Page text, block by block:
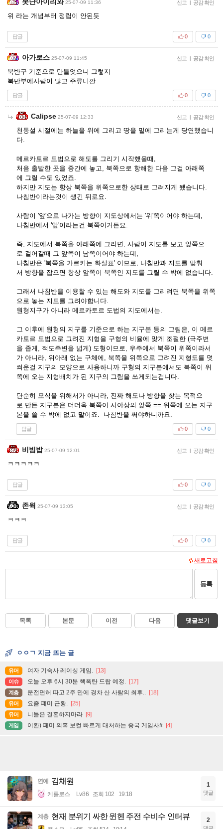
25-07-09 11:36 신고 | 공감 확인
위 라는 개념부터 정립이 안된듯
답글 0
0
아가로스 25-07-09 11:45 신고 | 공감 확인
북반구 기준으로 만들엇으니 그렇지
북반부에사람이 많고 주류니깐
답글 0
0
Calipse 25-07-09 12:33 신고 | 공감 확인
천동설 시절에는 하늘을 위에 그리고 땅을 밑에 그리는게 당연했습니
다.
메르카토르 도법으로 해도를 그리기 시작했을때,
처음 출발한 곳을 중간에 놓고, 북쪽으로 항해한 다음 그걸 아래쪽
에 그릴 수도 있었죠.
하지만 지도는 항상 북쪽을 위쪽으로한 상태로 그려지게 됐습니다.
나침반이라는것이 생긴 뒤로요.
사람이 '앞'으로 나가는 방향이 지도상에서는 '위'쪽이어야 하는데,
나침반에서 '앞'이라는건 북쪽이거든요.
즉, 지도에서 북쪽을 아래쪽에 그리면, 사람이 지도를 보고 앞쪽으
로 걸어갈때 그 앞쪽이 남쪽이어야 하는데,
나침반은 '북쪽을 가르키는 화살표' 이므로, 나침반과 지도를 맞춰
서 방향을 잡으면 항상 앞쪽이 북쪽인 지도를 그릴 수 밖에 없습니다.
그래서 나침반을 이용할 수 있는 해도와 지도를 그리려면 북쪽을 위쪽
으로 놓는 지도를 그려야합니다.
원형지구가 아니라 메르카토르 도법의 지도에서는.
그 이후에 원형의 지구를 기준으로 하는 지구본 등의 그림은, 이 메르
카토르 도법으로 그려진 지형을 구형의 비율에 맞게 조절한 (극주변
을 좁게, 적도주변을 넓게) 도형이므로, 우주에서 북쪽이 위쪽이라서
가 아니라, 위아래 없는 구체에, 북쪽을 위쪽으로 그려진 지형도를 덧
씌운걸 지구의 모양으로 사용하니까 구형의 지구본에서도 북쪽이 위
쪽에 오는 지형배치가 된 지구의 그림을 쓰게되는겁니다.
단순히 모식을 위해서가 아니라, 진짜 해도나 방향을 찾는 목적으
로 만든 지구본은 더더욱 북쪽이 시야상의 앞쪽 == 위쪽에 오는 지구
본을 쓸 수 밖에 없고 말이죠. 나침반을 써야하니까요.
답글 0
0
비빔밥 25-07-09 12:01 신고 | 공감 확인
ㅋㅋㅋㅋㅋ
답글 0
0
존윅 25-07-09 13:05 신고 | 공감 확인
ㅋㅋㅋ
답글 0
0
새로고침
등록
목록 본문 이전 다음 댓글보기
ㅇㅇㄱ 지금 뜨는 글
유머 여자 기숙사 레이싱 게임. [13]
이슈 오늘 오후 6시 30분 핵폭탄 드랍 예정. [17]
계층 운전면허 따고 2주 만에 경차 산 사람의 최후.. [18]
유머 요즘 폐미 근황. [25]
유머 니들은 결혼하지마라 [9]
게임 이환) 페미 의혹 보컬 빠르게 대처하는 중국 게임사# [4]
연예 김채원
케를로스 Lv.86 조회 102 19:18
1
댓글
계층 현재 분위기 싸한 뮌헨 주전 수비수 인터뷰 2